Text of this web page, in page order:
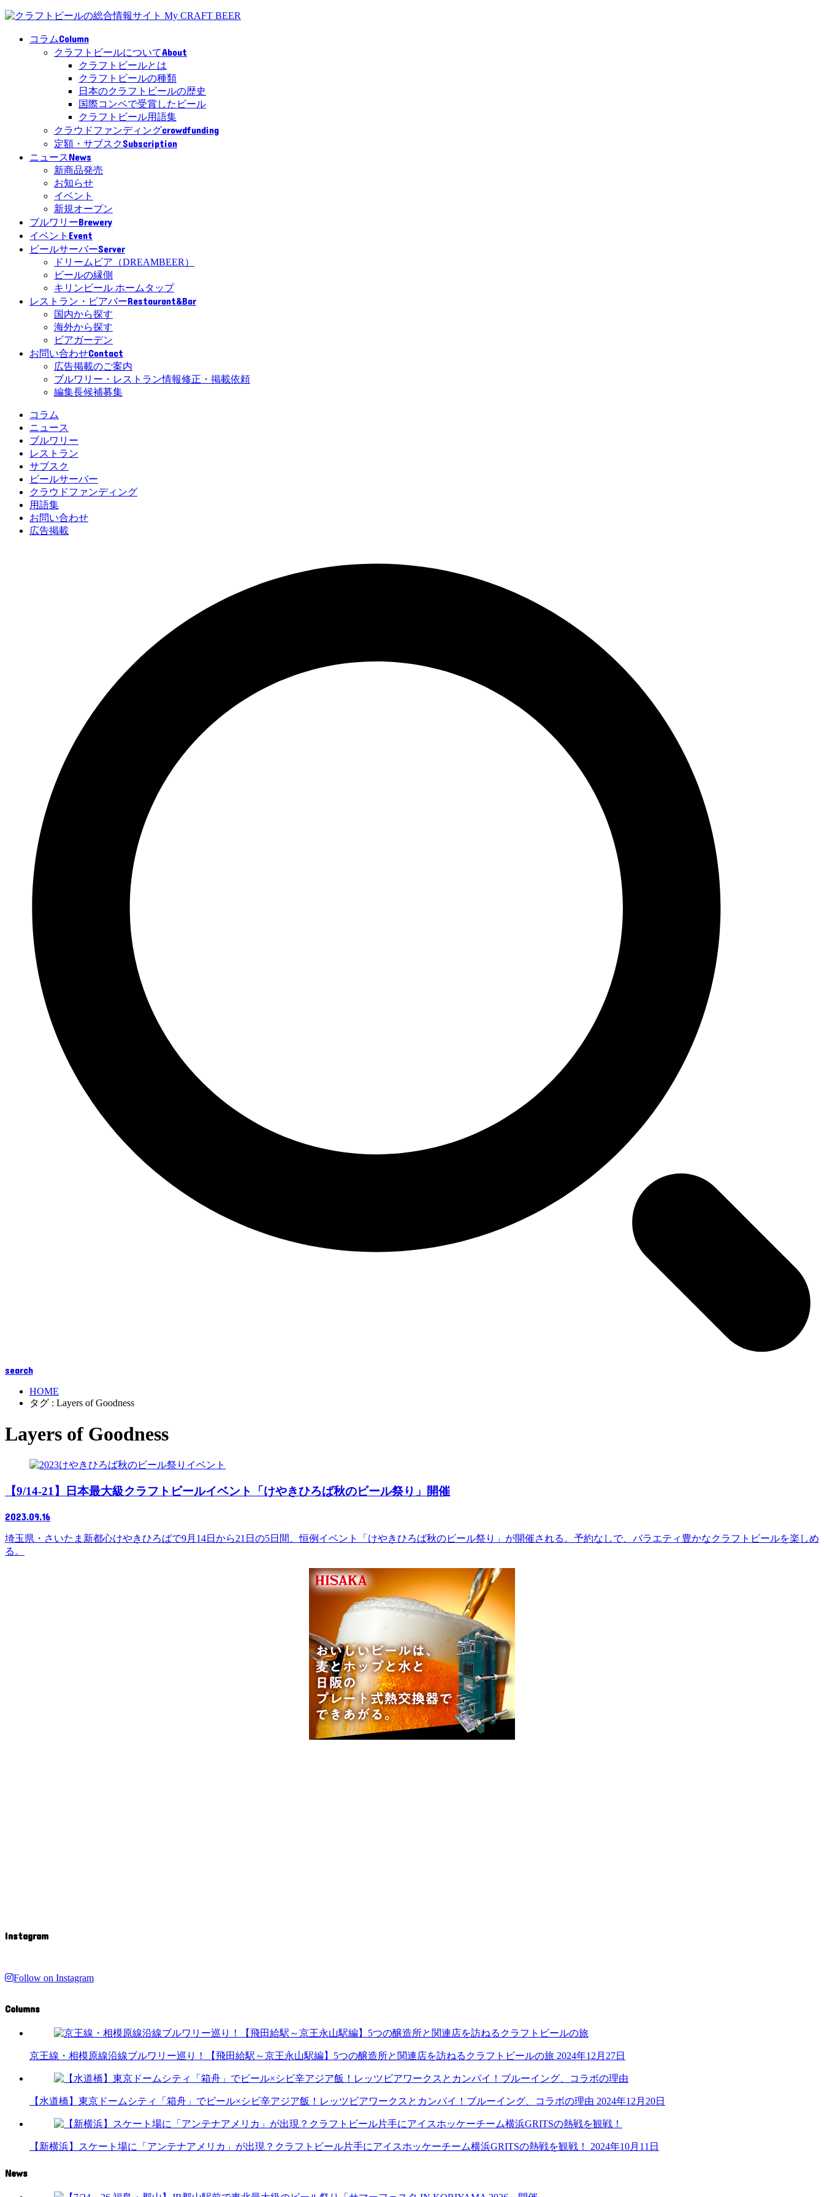
コラムColumn
クラフトビールについてAbout
クラフトビールとは
クラフトビールの種類
日本のクラフトビールの歴史
国際コンペで受賞したビール
クラフトビール用語集
クラウドファンディングcrowdfunding
定額・サブスクSubscription
ニュースNews
新商品発売
お知らせ
イベント
新規オープン
ブルワリーBrewery
イベント Event
ビールサーバーServer
ドリームビア（DREAMBEER）
ビールの縁側
キリンビール ホームタップ
レストラン・ビアバーRestaurant&Bar
国内から探す
海外から探す
ビアガーデン
お問い合わせContact
広告掲載のご案内
ブルワリー・レストラン情報修正・掲載依頼
編集長候補募集
コラム
ニュース
ブルワリー
レストラン
サブスク
ビールサーバー
クラウドファンディング
用語集
お問い合わせ
広告掲載
search
HOME
タグ : Layers of Goodness
Layers of Goodness
イベント
【9/14-21】日本最大級クラフトビールイベント「けやきひろば秋のビール祭り」開催
2023.09.16
埼玉県・さいたま新都心けやきひろばで9月14日から21日の5日間、恒例イベント「けやきひろば秋のビール祭り」が開催される。予約なしで、バラエティ豊かなクラフトビールを楽しめ
る。
Instagram
Follow on Instagram
Columns
京王線・相模原線沿線ブルワリー巡り！【飛田給駅～京王永山駅編】5つの醸造所と関連店を訪ねるクラフトビールの旅 2024年12月27日
【水道橋】東京ドームシティ「箱舟」でビール×シビ辛アジア飯！レッツビアワークスとカンパイ！ブルーイング、コラボの理由 2024年12月20日
【新横浜】スケート場に「アンテナアメリカ」が出現？クラフトビール片手にアイスホッケーチーム横浜GRITSの熱戦を観戦！ 2024年10月11日
News